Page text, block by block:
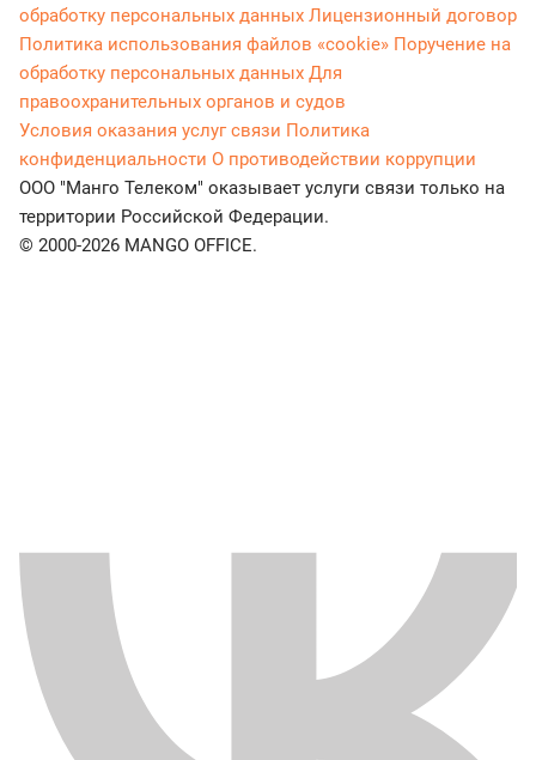
обработку персональных данных Лицензионный договор
Политика использования файлов «cookie» Поручение на
обработку персональных данных Для
правоохранительных органов и судов
Условия оказания услуг связи Политика
конфиденциальности О противодействии коррупции
ООО "Манго Телеком" оказывает услуги связи только на
территории Российской Федерации.
© 2000-2026 MANGO OFFICE.